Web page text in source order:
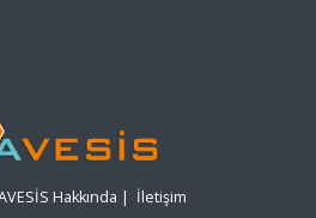
Hakkında | İletişim